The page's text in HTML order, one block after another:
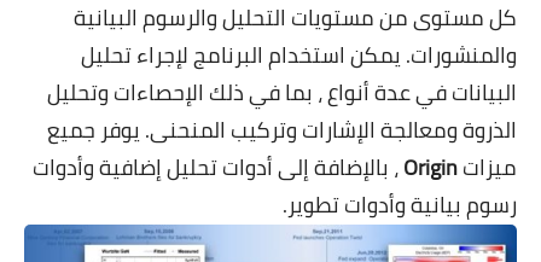
كل مستوى من مستويات التحليل والرسوم البيانية
والمنشورات. يمكن استخدام البرنامج لإجراء تحليل
البيانات في عدة أنواع ، بما في ذلك الإحصاءات وتحليل
الذروة ومعالجة الإشارات وتركيب المنحنى. يوفر جميع
ميزاتOrigin، بالإضافة إلى أدوات تحليل إضافية وأدوات
رسوم بيانية وأدوات تطوير.